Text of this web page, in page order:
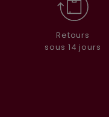
Retours
sous 14 jours